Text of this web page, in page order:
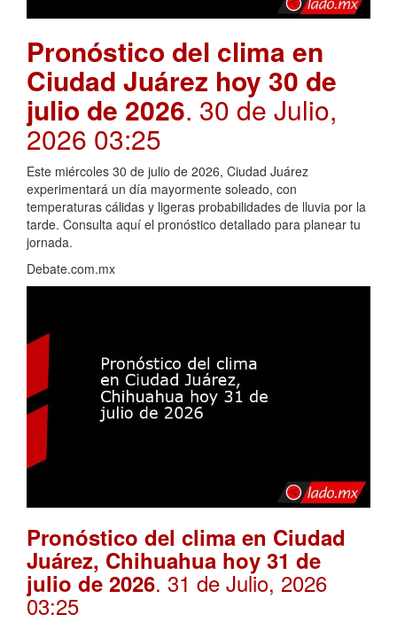
Pronóstico del clima en
Ciudad Juárez hoy 30 de
julio de 2026. 30 de Julio,
2026 03:25
Este miércoles 30 de julio de 2026, Ciudad Juárez
experimentará un día mayormente soleado, con
temperaturas cálidas y ligeras probabilidades de lluvia por la
tarde. Consulta aquí el pronóstico detallado para planear tu
jornada.
Debate.com.mx
Pronóstico del clima en Ciudad
Juárez, Chihuahua hoy 31 de
julio de 2026. 31 de Julio, 2026
03:25